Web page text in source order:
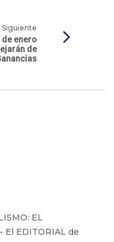
Siguiente
de enero
de
EL
El EDITORIAL de